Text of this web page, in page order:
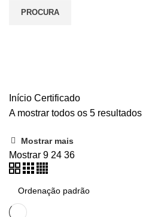
PROCURA
Início Certificado
A mostrar todos os 5 resultados
Mostrar mais
Mostrar 9 24 36